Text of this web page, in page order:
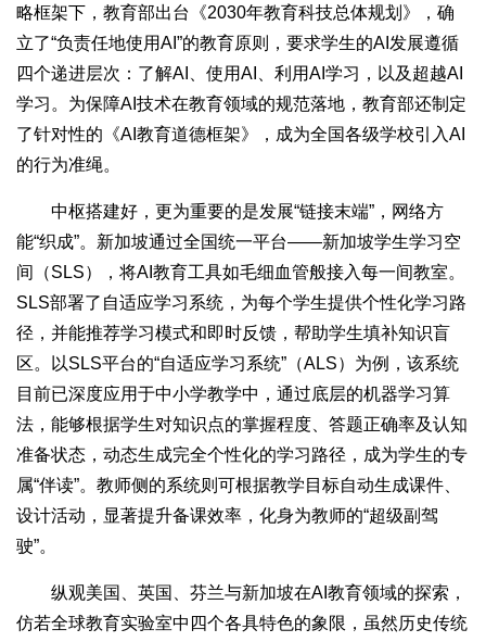
略框架下，教育部出台《2030年教育科技总体规划》，确
立了“负责任地使用AI”的教育原则，要求学生的AI发展遵循
四个递进层次：了解AI、使用AI、利用AI学习，以及超越AI
学习。为保障AI技术在教育领域的规范落地，教育部还制定
了针对性的《AI教育道德框架》，成为全国各级学校引入AI
的行为准绳。
中枢搭建好，更为重要的是发展“链接末端”，网络方
能“织成”。新加坡通过全国统一平台——新加坡学生学习空
间（SLS），将AI教育工具如毛细血管般接入每一间教室。
SLS部署了自适应学习系统，为每个学生提供个性化学习路
径，并能推荐学习模式和即时反馈，帮助学生填补知识盲
区。以SLS平台的“自适应学习系统”（ALS）为例，该系统
目前已深度应用于中小学教学中，通过底层的机器学习算
法，能够根据学生对知识点的掌握程度、答题正确率及认知
准备状态，动态生成完全个性化的学习路径，成为学生的专
属“伴读”。教师侧的系统则可根据教学目标自动生成课件、
设计活动，显著提升备课效率，化身为教师的“超级副驾
驶”。
纵观美国、英国、芬兰与新加坡在AI教育领域的探索，
仿若全球教育实验室中四个各具特色的象限，虽然历史传统